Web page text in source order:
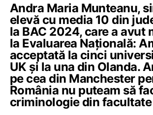
Andra Maria Munteanu,
elevă cu media 10 din
la BAC 2024, care a avut
la Evaluarea Națională:
acceptată la cinci
UK și la una din Olanda.
pe cea din Manchester
România nu puteam să
criminologie din facultate